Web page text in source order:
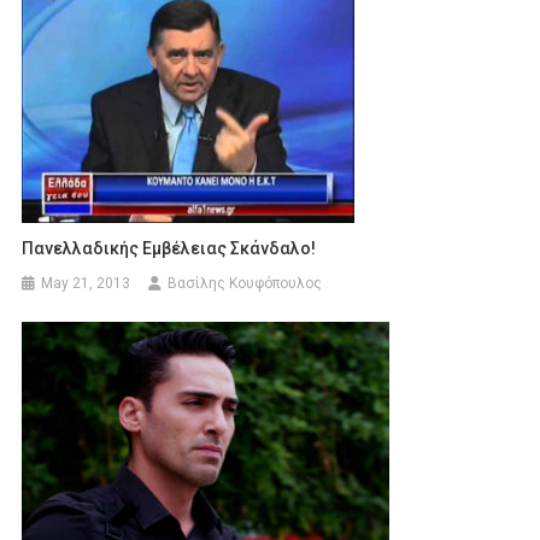
Πανελλαδικής Εμβέλειας Σκάνδαλο!
May 21, 2013 Βασίλης Κουφόπουλος